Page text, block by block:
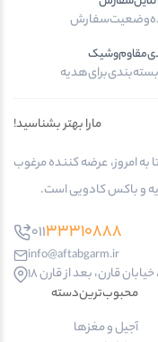
مارا بهتر بشناسید!
فروشگاه آجیل و خشکبار آفتاب گرم از سال 1368 تا به امروز، عرضه کننده مرغوب
و باکس کادویی است.
01133310888
info@aftabgarm.ir
قارن، بعد از قارن 18
محبوب‌ترین‌دسته‌
آجیل و مغزها